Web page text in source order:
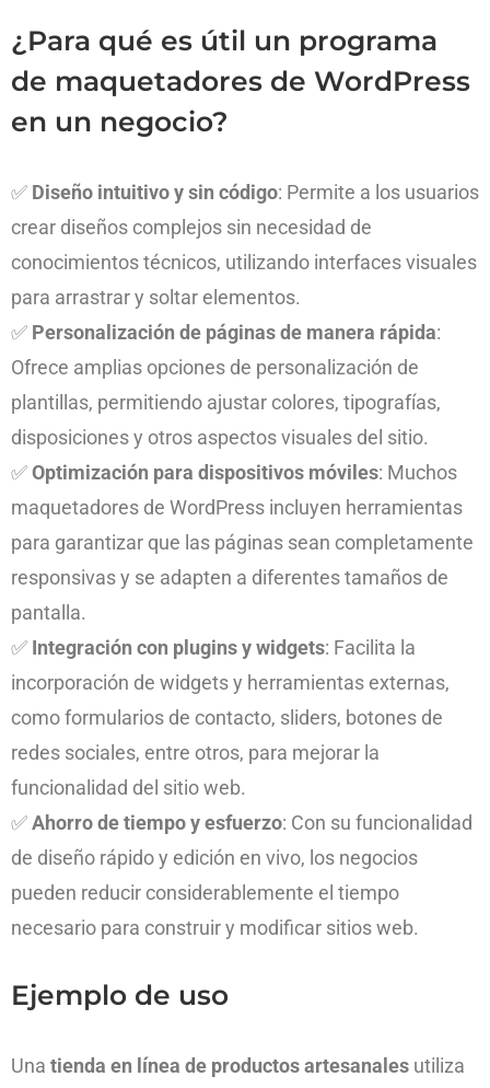
¿Para qué es útil un programa
de maquetadores de WordPress
en un negocio?
✅ Diseño intuitivo y sin código: Permite a los usuarios
crear diseños complejos sin necesidad de
conocimientos técnicos, utilizando interfaces visuales
para arrastrar y soltar elementos.
✅ Personalización de páginas de manera rápida:
Ofrece amplias opciones de personalización de
plantillas, permitiendo ajustar colores, tipografías,
disposiciones y otros aspectos visuales del sitio.
✅Optimización para dispositivos móviles: Muchos
maquetadores de WordPress incluyen herramientas
para garantizar que las páginas sean completamente
responsivas y se adapten a diferentes tamaños de
pantalla.
✅ Integración con plugins y widgets: Facilita la
incorporación de widgets y herramientas externas,
como formularios de contacto, sliders, botones de
redes sociales, entre otros, para mejorar la
funcionalidad del sitio web.
✅Ahorro de tiempo y esfuerzo: Con su funcionalidad
de diseño rápido y edición en vivo, los negocios
pueden reducir considerablemente el tiempo
necesario para construir y modificar sitios web.
Ejemplo de uso
Una tienda en línea de productos artesanales utiliza